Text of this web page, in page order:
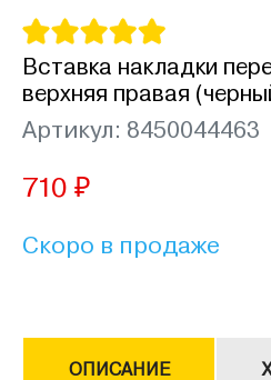
Вставка накладки
верхняя правая
Артикул: 8450044463
710 ₽
Скоро в продаже
ОПИСАНИЕ